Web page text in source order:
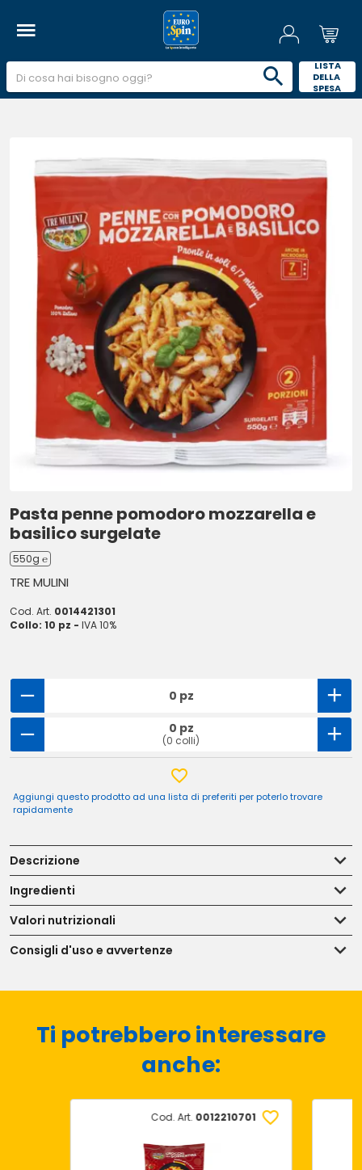
LISTA
DELLA
SPESA
Pasta penne pomodoro mozzarella e
basilico surgelate
550g ℮
TRE MULINI
Cod. Art. 0014421301
Collo: 10 pz - IVA 10%
0 pz
0 pz
(0 colli)
Aggiungi questo prodotto ad una lista di preferiti per poterlo trovare
rapidamente
Descrizione
Ingredienti
Valori nutrizionali
Consigli d'uso e avvertenze
Ti potrebbero interessare
anche:
Cod. Art. 0012210701